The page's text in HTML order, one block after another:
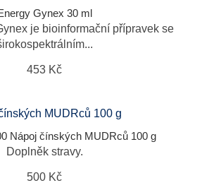
Gynex 30 ml
je bioinformační přípravek se
453 Kč
Nápoj čínských MUDRců 100 g
Doplněk stravy.
500 Kč